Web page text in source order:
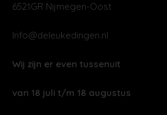
6521GR Nijmegen-Oost
Info@deleukedingen.nl
Wij zijn er even tussenuit
van 18 juli t/m 18 augustus